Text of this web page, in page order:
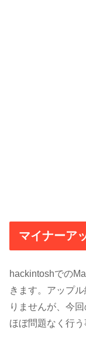
マイナーア
hackintoshでの
きます。アップ
りませんが、今
ほぼ問題なく行